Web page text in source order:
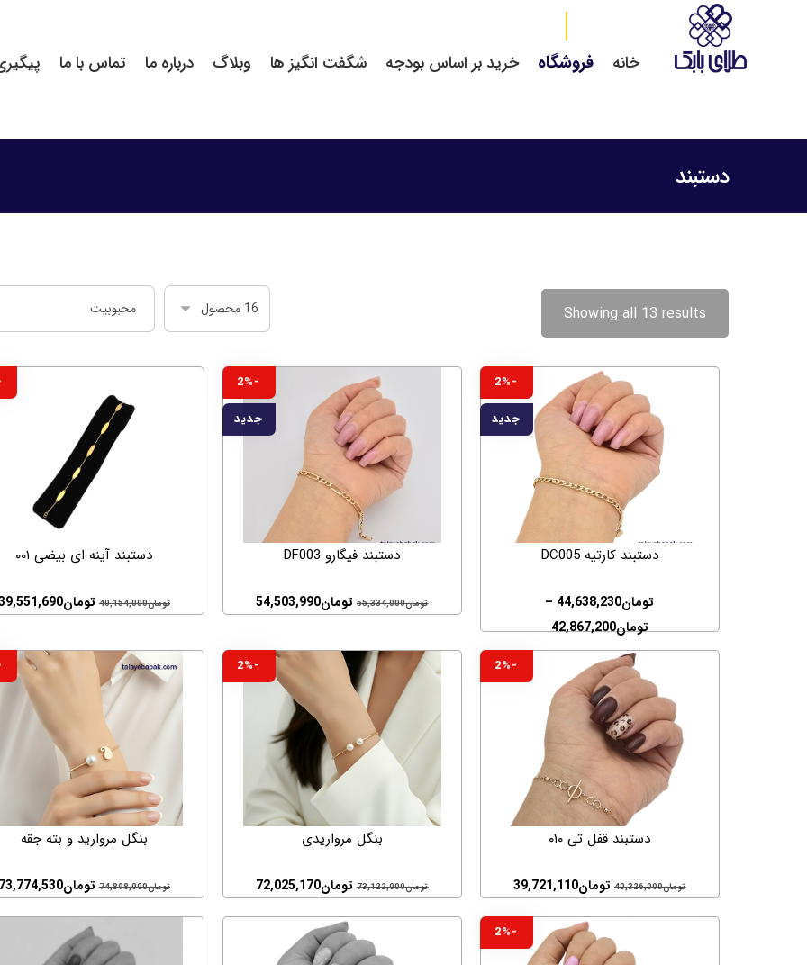
خانه فروشگاه خرید بر اساس بودجه شگفت انگیز ها وبلاگ درباره ما تماس با ما
دستبند
Showing all 13 results
-2%
دستبند کارتیه DC005
تومان44,638,230
–
تومان42,867,200
جدید
-2%
دستبند فیگارو DF003
تومان55,334,000 تومان54,503,990
جدید
دستبند آینه ای بیضی ۰۰۱
تومان40,154,000 تومان
-2%
دستبند قفل تی ۰۱۰
تومان40,326,000 تومان39,721,110
-2%
بنگل مرواریدی
تومان73,122,000 تومان72,025,170
بنگل مروارید و بته جقه
تومان74,898,000 تومان
-2%